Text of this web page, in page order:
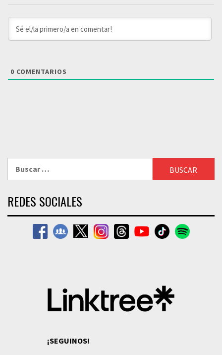
0 COMENTARIOS
REDES SOCIALES
¡SEGUINOS!